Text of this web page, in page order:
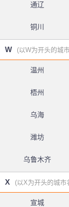
通辽
铜川
W (以W为开头的城
温州
梧州
乌海
潍坊
乌鲁木齐
X (以X为开头的城市
宣城